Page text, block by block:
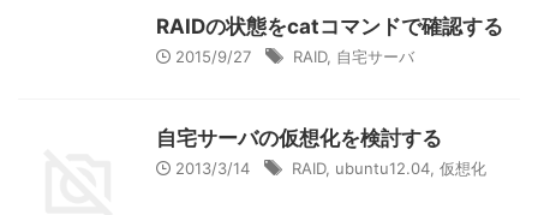
RAIDの状態をcatコマンドで確認する
2015/9/27 RAID, 自宅サーバ
自宅サーバの仮想化を検討する
2013/3/14 RAID, ubuntu12.04 仮想化